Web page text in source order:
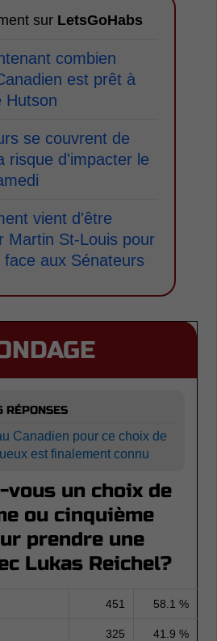
sur LetsGoHabs
combien
est prêt à
Hutson
se couvrent de
risque d'impacter le
vient d'être
Martin St-Louis pour
face aux Sénateurs
Canadien pour ce choix de
est finalement connu
vous un choix de
ou cinquième
prendre une
Lukas Reichel?
451 58.1 %
325 41.9 %